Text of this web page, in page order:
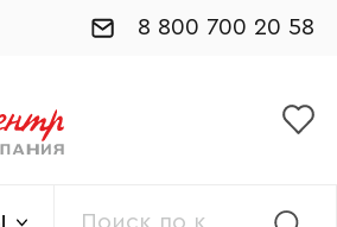
8 800 700 20 58